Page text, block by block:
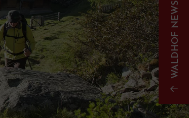
WALDHOF NEWS